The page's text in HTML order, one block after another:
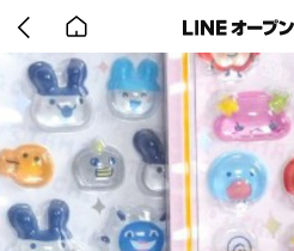
back
to
home